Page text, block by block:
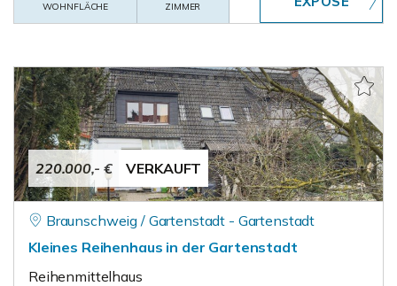
WOHNFLÄCHE
ZIMMER
220.000,- € VERKAUFT
Braunschweig / Gartenstadt - Gartenstadt
Kleines Reihenhaus in der Gartenstadt
Reihenmittelhaus